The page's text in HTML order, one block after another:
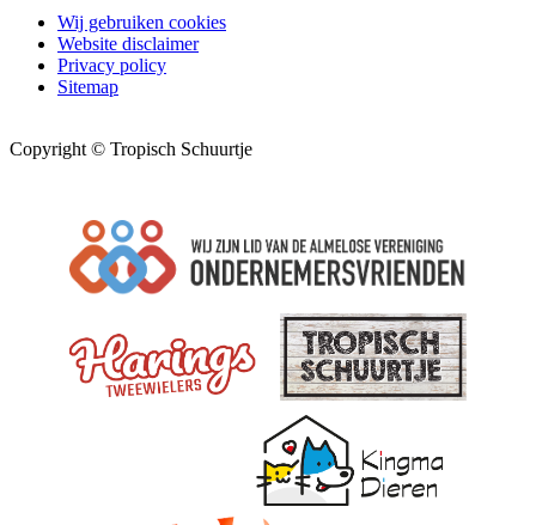
Wij gebruiken cookies
Website disclaimer
Privacy policy
Sitemap
Copyright © Tropisch Schuurtje